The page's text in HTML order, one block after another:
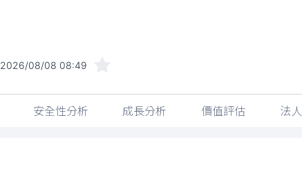
2026/08/08 08:49
安全性分析 成長分析 價值評估 法